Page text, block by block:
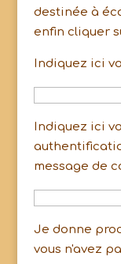
destinée à
enfin cliquer
Indiquez ici
Indiquez ici
message de
Je donne
vous n'avez